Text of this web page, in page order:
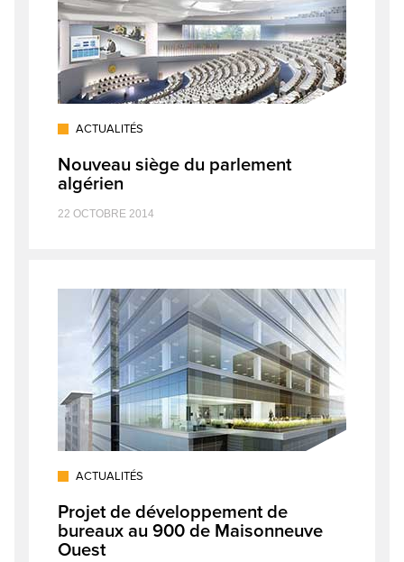
ACTUALITÉS
Nouveau siège du parlement
algérien
22 OCTOBRE 2014
ACTUALITÉS
Projet de développement de
bureaux au 900 de Maisonneuve
Ouest